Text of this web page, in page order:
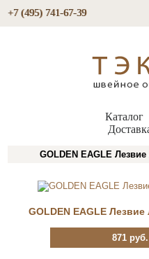
+7 (495) 741-67-39
Каталог
GOLDEN EAGLE
GOLDEN EAGLE
871 руб.